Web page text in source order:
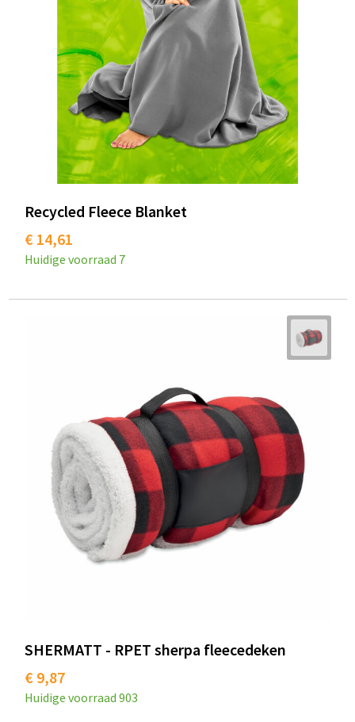
Recycled Fleece Blanket
€ 14,61
Huidige voorraad 7
SHERMATT - RPET sherpa fleecedeken
€ 9,87
Huidige voorraad 903